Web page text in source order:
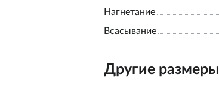
Нагнетание
Всасывание
Другие размеры